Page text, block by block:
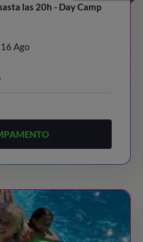
las 20h - Day Camp
Ago